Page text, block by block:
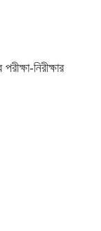
নিরীক্ষার